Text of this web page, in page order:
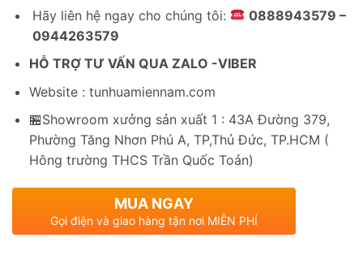
Hãy liên hệ ngay cho chúng tôi:
0888943579 –
0944263579
HỖ TRỢ TƯ VẤN QUA ZALO -VIBER
Website : tunhuamiennam.com
🏪Showroom xưởng sản xuất 1 : 43A Đường 379,
Phường Tăng Nhơn Phú A, TP,Thủ Đức, TP.HCM (
Hông trường THCS Trần Quốc Toản)
MUA NGAY
Gọi điện và giao hàng tận nơi MIỄN PHÍ